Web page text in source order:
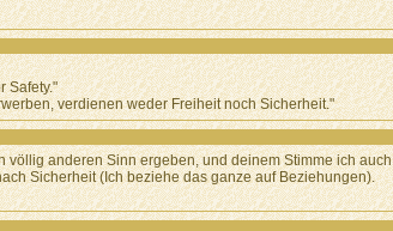
Safety."
verdienen weder Freiheit noch Sicherheit."
anderen Sinn ergeben, und deinem Stimme ich auch
Sicherheit (Ich beziehe das ganze auf Beziehungen).